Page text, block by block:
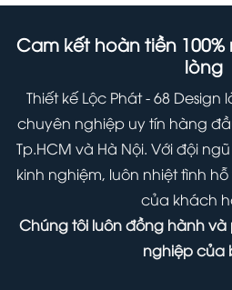
Cam kết hoàn tiền
lòng
Thiết kế Lộc Phát - 68
chuyên nghiệp uy tín hàng
Tp.HCM và Hà Nội. Với đội
kinh nghiệm, luôn nhiệt tình
của khách
Chúng tôi luôn đồng hành
nghiệp của